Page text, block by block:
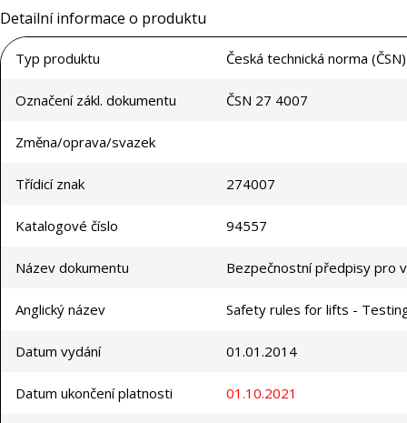
Detailní informace o produktu
Typ produktu Česká technická norma (ČSN)
Označení zákl. dokumentu ČSN 27 4007
Změna/oprava/svazek
Třídicí znak 274007
Katalogové číslo 94557
Název dokumentu Bezpečnostní předpisy pro
Anglický název Safety rules for lifts -
Datum vydání 01.01.2014
Datum ukončení platnosti 01.10.2021